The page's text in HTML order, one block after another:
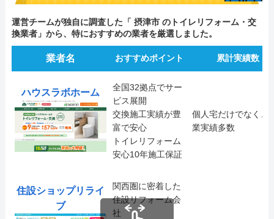
運営チームが独自に調査した「 摂津市 のトイレリフォーム・交
換業者」から、特におすすめの業者を厳選しました。
業者名 おすすめポイント 累計実績数
ハウスラボホーム
全国32拠点でサー
ビス展開
交換施工実績が豊
富で安心
トイレリフォーム
安心10年施工保証
個人宅だけでなく、
業実績多数
住設ショップリライ
ブ
関西圏に密着した
住設リフォーム会
社